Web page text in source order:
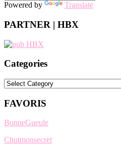
Powered by Translate
PARTNER | HBX
Categories
Categories
FAVORIS
BonneGueule
Chutmonsecret